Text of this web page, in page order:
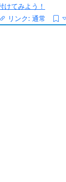
てみよう！
リンク: 通常